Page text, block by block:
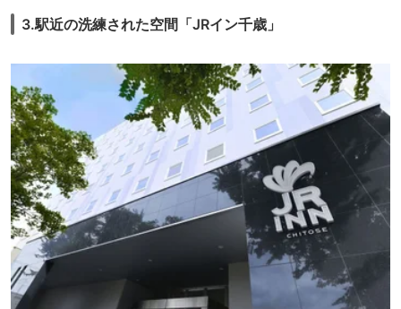
3.駅近の洗練された空間「JRイン千歳」